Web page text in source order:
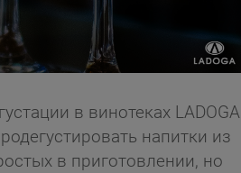
в винотеках LADOGA
напитки из
в приготовлении, но